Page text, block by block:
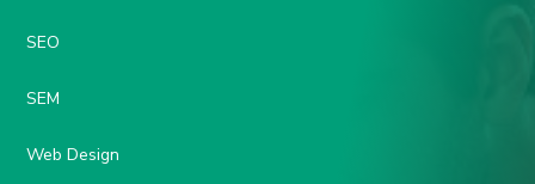
SEO
SEM
Web Design